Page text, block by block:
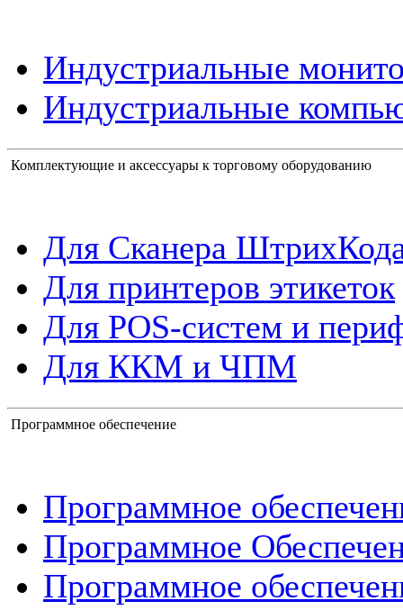
Индустриальные
Индустриальные
Комплектующие и аксессуары к торговому оборудованию
Для Сканера
Для принтеров этикеток
Для POS-систем и
Для ККМ и ЧПМ
Программное обеспечение
Программное
Программное
Программное